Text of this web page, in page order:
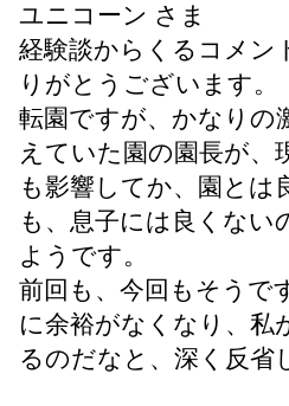
ユニコーン さま
経験談からくるコメン
りがとうございます。
転園ですが、かなりの
えていた園の園長が、
も影響してか、園とは
も、息子には良くな
ようです。
前回も、今回もそうで
に余裕がなくなり、私
るのだなと、深く反省